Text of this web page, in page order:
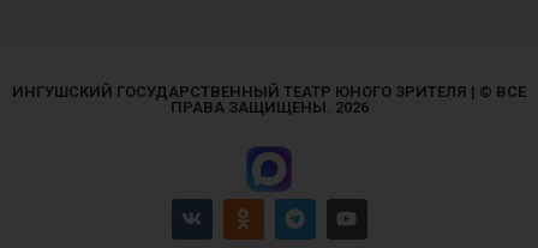
ИНГУШСКИЙ ГОСУДАРСТВЕННЫЙ ТЕАТР ЮНОГО ЗРИТЕЛЯ | © ВСЕ
ПРАВА ЗАЩИЩЕНЫ. 2026